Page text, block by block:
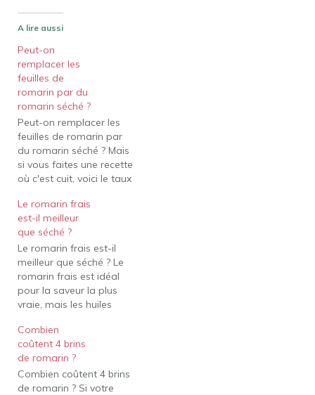
A lire aussi
Peut-on
remplacer les
feuilles de
romarin par du
romarin séché ?
Peut-on remplacer les
feuilles de romarin par
du romarin séché ? Mais
si vous faites une recette
où c'est cuit, voici le taux
que c'est ? Ratio : Pour 1
cuillère à soupe de
romarin frais (en plat
cuisiné !), substituez 1
cuillère à café de…
Le romarin frais
est-il meilleur
que séché ?
Le romarin frais est-il
meilleur que séché ? Le
romarin frais est idéal
pour la saveur la plus
vraie, mais les huiles
qui donnent à l'herbe son
arôme distinctif, restent
même lorsqu'elles sont
séchées. Si une recette
demande du frais et que
Combien
coûtent 4 brins
de romarin ?
Combien coûtent 4 brins
de romarin ? Si votre